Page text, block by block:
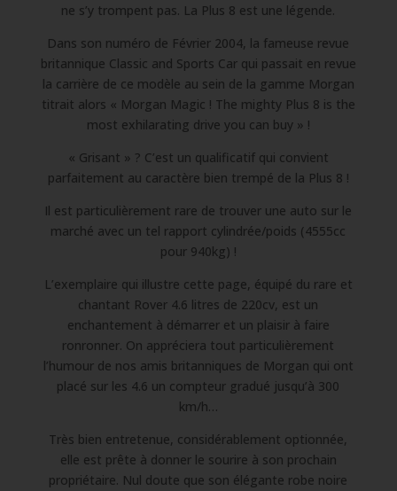
ne s’y trompent pas. La Plus 8 est une légende.
Dans son numéro de Février 2004, la fameuse revue
britannique Classic and Sports Car qui passait en revue
la carrière de ce modèle au sein de la gamme Morgan
titrait alors « Morgan Magic ! The mighty Plus 8 is the
most exhilarating drive you can buy » !
« Grisant » ? C’est un qualificatif qui convient
parfaitement au caractère bien trempé de la Plus 8 !
Il est particulièrement rare de trouver une auto sur le
marché avec un tel rapport cylindrée/poids (4555cc
pour 940kg) !
L’exemplaire qui illustre cette page, équipé du rare et
chantant Rover 4.6 litres de 220cv, est un
enchantement à démarrer et un plaisir à faire
ronronner. On appréciera tout particulièrement
l’humour de nos amis britanniques de Morgan qui ont
placé sur les 4.6 un compteur gradué jusqu’à 300
km/h…
Très bien entretenue, considérablement optionnée,
elle est prête à donner le sourire à son prochain
propriétaire. Nul doute que son élégante robe noire